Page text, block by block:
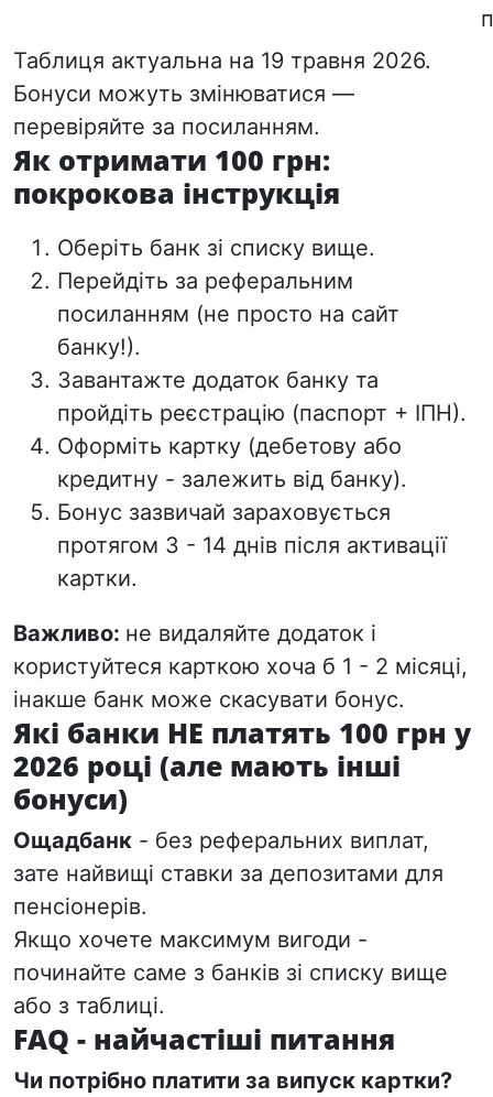
Таблиця актуальна на 19 травня 2026.
Бонуси можуть змінюватися —
перевіряйте за посиланням.
Як отримати 100 грн:
покрокова інструкція
Оберіть банк зі списку вище.
Перейдіть за реферальним
посиланням (не просто на сайт
банку!).
Завантажте додаток банку та
пройдіть реєстрацію (паспорт + ІПН).
Оформіть картку (дебетову або
кредитну - залежить від банку).
Бонус зазвичай зараховується
протягом 3 - 14 днів після активації
картки.
Важливо: не видаляйте додаток і
користуйтеся карткою хоча б 1 - 2 місяці,
інакше банк може скасувати бонус.
Які банки НЕ платять 100 грн у
2026 році (але мають інші
бонуси)
Ощадбанк - без реферальних виплат,
зате найвищі ставки за депозитами для
пенсіонерів.
Якщо хочете максимум вигоди -
починайте саме з банків зі списку вище
або з таблиці.
FAQ - найчастіші питання
Чи потрібно платити за випуск картки?